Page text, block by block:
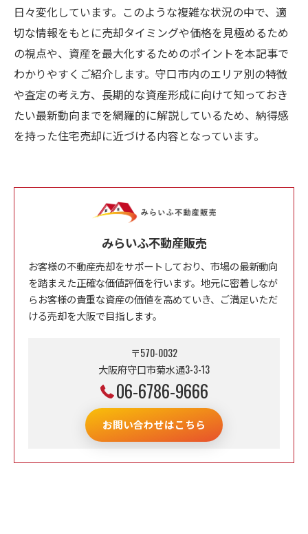
日々変化しています。このような複雑な状況の中で、適
切な情報をもとに売却タイミングや価格を見極めるため
の視点や、資産を最大化するためのポイントを本記事で
わかりやすくご紹介します。守口市内のエリア別の特徴
や査定の考え方、長期的な資産形成に向けて知っておき
たい最新動向までを網羅的に解説しているため、納得感
を持った住宅売却に近づける内容となっています。
みらいふ不動産販売
お客様の不動産売却をサポートしており、市場の最新動向
を踏まえた正確な価値評価を行います。地元に密着しなが
らお客様の貴重な資産の価値を高めていき、ご満足いただ
ける売却を大阪で目指します。
〒570-0032
大阪府守口市菊水通3-3-13
06-6786-9666
お問い合わせはこちら